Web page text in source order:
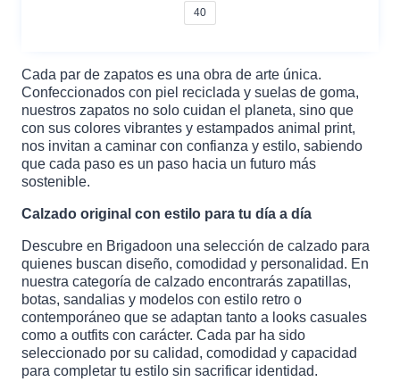
40
Cada par de zapatos es una obra de arte única.
Confeccionados con piel reciclada y suelas de goma,
nuestros zapatos no solo cuidan el planeta, sino que
con sus colores vibrantes y estampados animal print,
nos invitan a caminar con confianza y estilo, sabiendo
que cada paso es un paso hacia un futuro más
sostenible.
Calzado original con estilo para tu día a día
Descubre en Brigadoon una selección de calzado para
quienes buscan diseño, comodidad y personalidad. En
nuestra categoría de calzado encontrarás zapatillas,
botas, sandalias y modelos con estilo retro o
contemporáneo que se adaptan tanto a looks casuales
como a outfits con carácter. Cada par ha sido
seleccionado por su calidad, comodidad y capacidad
para completar tu estilo sin sacrificar identidad.